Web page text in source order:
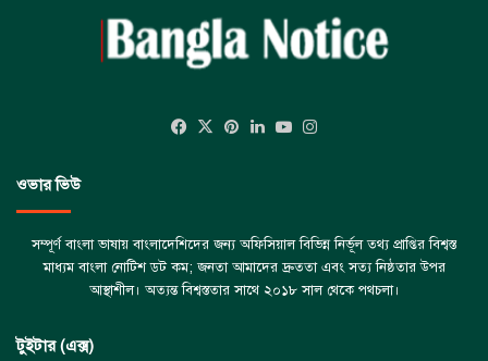
Facebook
X Pinterest
LinkedInYouTube
ওভার ভিউ
সম্পূর্ণ বাংলা ভাষায় বাংলাদেশিদের জন্য অফিসিয়াল বিভিন্ন নির্ভূল তথ্য প্রাপ্তির বিশ্বস্ত
মাধ্যম বাংলা নোটিশ ডট কম; জনতা আমাদের দ্রুততা এবং সত্য নিষ্ঠতার উপর
আস্থাশীল। অত্যন্ত বিশ্বস্ততার সাথে ২০১৮ সাল থেকে পথচলা।
টুইটার (এক্স)